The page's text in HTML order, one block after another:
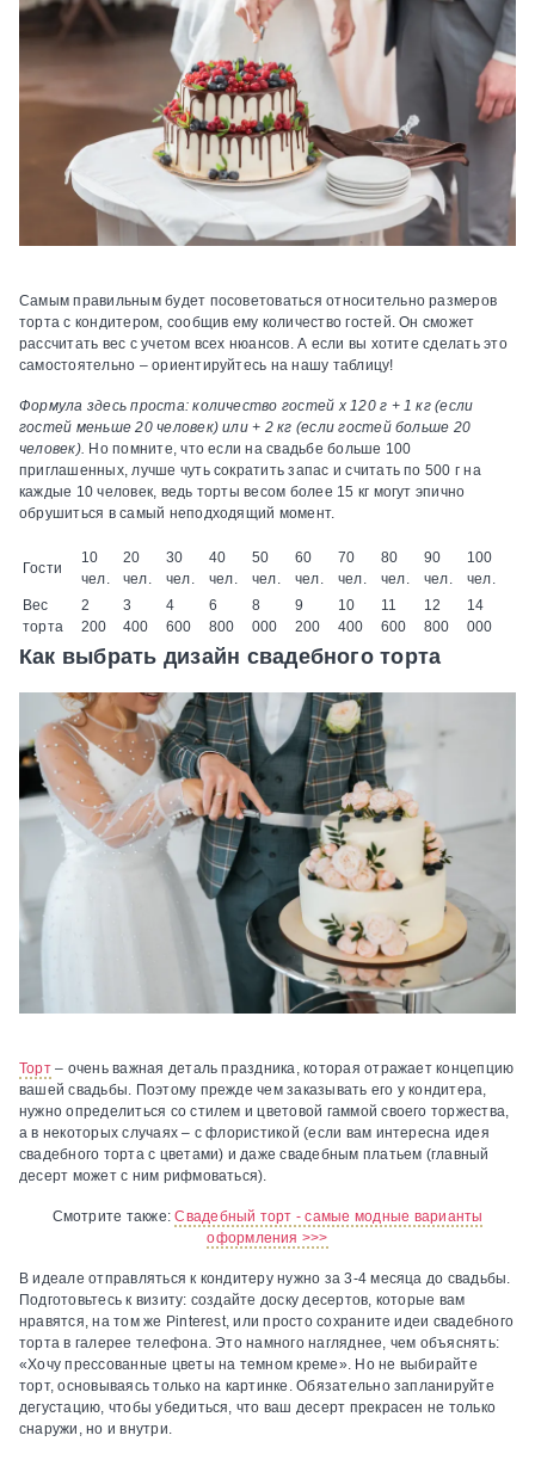
Самым правильным будет посоветоваться относительно размеров
торта с кондитером, сообщив ему количество гостей. Он сможет
рассчитать вес с учетом всех нюансов. А если вы хотите сделать это
самостоятельно – ориентируйтесь на нашу таблицу!
Формула здесь проста: количество гостей x 120 г + 1 кг (если
гостей меньше 20 человек) или + 2 кг (если гостей больше 20
человек). Но помните, что если на свадьбе больше 100
приглашенных, лучше чуть сократить запас и считать по 500 г на
каждые 10 человек, ведь торты весом более 15 кг могут эпично
обрушиться в самый неподходящий момент.
Гости
10
чел.
20
чел.
30
чел.
40
чел.
50
чел.
60
чел.
70
чел.
80
чел.
90
чел.
100
чел.
Вес
торта
2
200
3
400
4
600
6
800
8
000
9
200
10
400
11
600
12
800
14
000
Как выбрать дизайн свадебного торта
Торт– очень важная деталь праздника, которая отражает концепцию
вашей свадьбы. Поэтому прежде чем заказывать его у кондитера,
нужно определиться со стилем и цветовой гаммой своего торжества,
а в некоторых случаях – с флористикой (если вам интересна идея
свадебного торта с цветами) и даже свадебным платьем (главный
десерт может с ним рифмоваться).
Смотрите также:Свадебный торт - самые модные варианты
оформления >>>
В идеале отправляться к кондитеру нужно за 3-4 месяца до свадьбы.
Подготовьтесь к визиту: создайте доску десертов, которые вам
нравятся, на том же Pinterest, или просто сохраните идеи свадебного
торта в галерее телефона. Это намного нагляднее, чем объяснять:
«Хочу прессованные цветы на темном креме». Но не выбирайте
торт, основываясь только на картинке. Обязательно запланируйте
дегустацию, чтобы убедиться, что ваш десерт прекрасен не только
снаружи, но и внутри.